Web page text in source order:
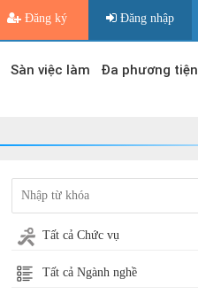
Đăng ký Đăng nhập
Sàn việc làm Đa phương tiện
Tất cả Chức vụ
Tất cả Ngành nghề